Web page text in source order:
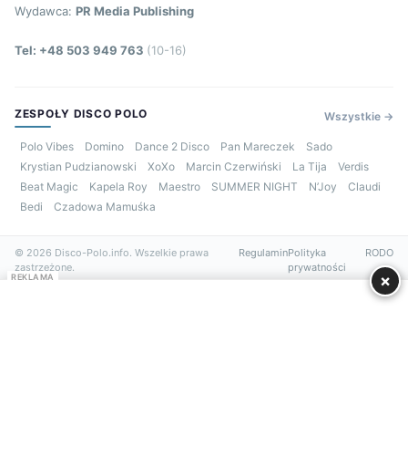
Wydawca: PR Media Publishing
Tel: +48 503 949 763 (10-16)
ZESPOŁY DISCO POLO Wszystkie →
Polo Vibes Domino Dance 2 Disco Pan Mareczek
Sado
Krystian Pudzianowski
XoXo Marcin Czerwiński La Tija
Verdis
Beat Magic
Kapela Roy Maestro SUMMER NIGHT N’Joy
Claudi
Bedi
Czadowa Mamuśka
© 2026 Disco-Polo.info. Wszelkie prawa
zastrzeżone.
RegulaminPolityka
prywatności
RODO
REKLAMA ×